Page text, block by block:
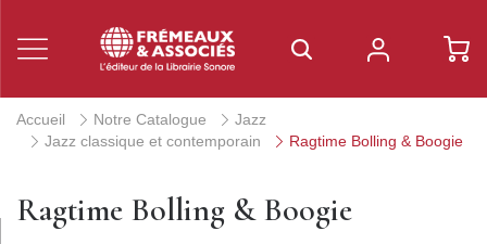
Accueil Notre Catalogue
Jazz
Jazz classique et contemporain
Ragtime Bolling & Boogie
Ragtime Bolling & Boogie